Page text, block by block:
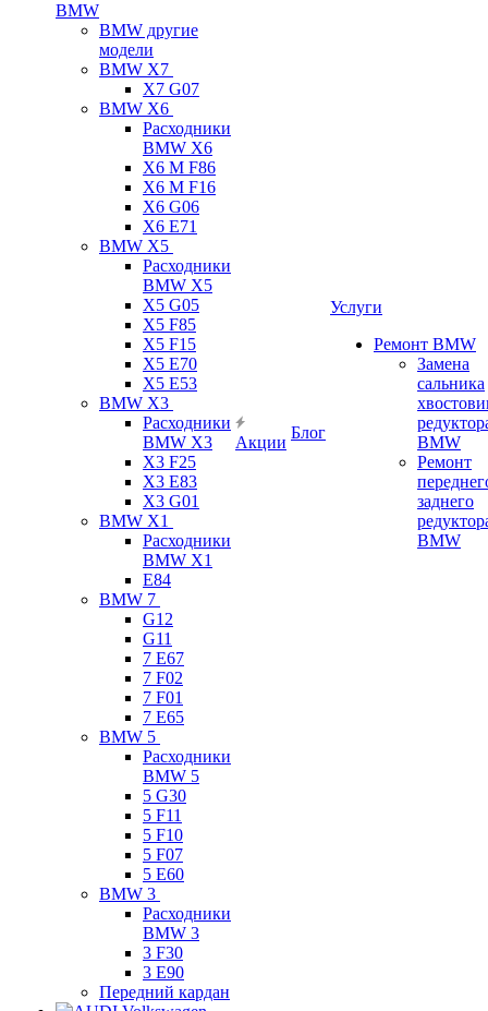
BMW
BMW другие
модели
BMW X7
X7 G07
BMW X6
Расходники
BMW X6
X6 M F86
X6 M F16
X6 G06
X6 E71
BMW X5
Расходники
BMW X5
X5 G05
X5 F85
X5 F15
X5 E70
X5 E53
BMW X3
Расходники
BMW X3
X3 F25
X3 E83
X3 G01
BMW X1
Расходники
BMW X1
E84
BMW 7
G12
G11
7 Е67
7 F02
7 F01
7 E65
BMW 5
Расходники
BMW 5
5 G30
5 F11
5 F10
5 F07
5 E60
BMW 3
Расходники
BMW 3
3 F30
3 E90
Передний кардан
Акции
Блог
Услуги
Ремонт BMW
Замена
сальника
BMW
Ремонт
заднего
BMW